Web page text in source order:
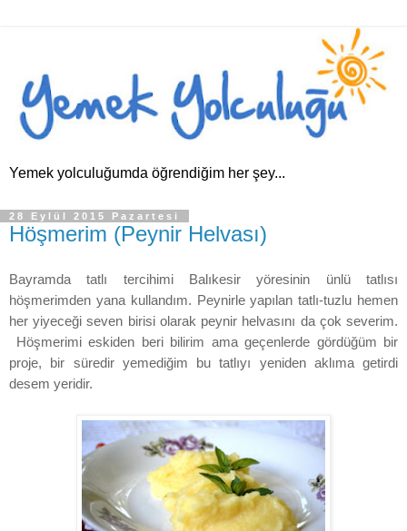
Yemek yolculuğumda öğrendiğim her şey...
28 Eylül 2015 Pazartesi
Höşmerim (Peynir Helvası)
Bayramda tatlı tercihimi Balıkesir yöresinin ünlü tatlısı
höşmerimden yana kullandım. Peynirle yapılan tatlı-tuzlu hemen
her yiyeceği seven birisi olarak peynir helvasını da çok severim.
Höşmerimi eskiden beri bilirim ama geçenlerde gördüğüm bir
proje, bir süredir yemediğim bu tatlıyı yeniden aklıma getirdi
desem yeridir.